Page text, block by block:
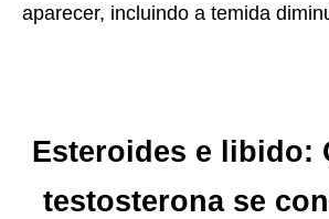
aparecer, incluindo a temida
Esteroides e libido:
testosterona se